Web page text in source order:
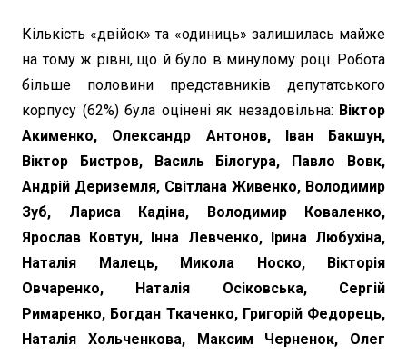
Кількість «двійок» та «одиниць» залишилась майже
на тому ж рівні, що й було в минулому році. Робота
більше половини представників депутатського
корпусу (62%) була оцінені як незадовільна: Віктор
Акименко, Олександр Антонов, Іван Бакшун,
Віктор Бистров, Василь Білогура, Павло Вовк,
Андрій Дериземля, Світлана Живенко, Володимир
Зуб, Лариса Кадіна, Володимир Коваленко,
Ярослав Ковтун, Інна Левченко, Ірина Любухіна,
Наталія Малець, Микола Носко, Вікторія
Овчаренко, Наталія Осіковська, Сергій
Римаренко, Богдан Ткаченко, Григорій Федорець,
Наталія Хольченкова, Максим Черненок, Олег